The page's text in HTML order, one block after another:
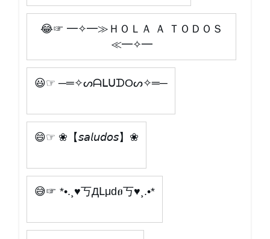
😂☞ ━✧━≫ＨＯＬＡ Ａ ＴＯＤＯＳ
≪━✧━
😃☞ ─═✧ᔕᗩᒪᑌᗪOᔕ✧═─
😄☞ ❀【𝘴𝘢𝘭𝘶𝘥𝘰𝘴】❀
😅☞ *•.¸♥丂ДԼμԁፀ丂♥¸.•*